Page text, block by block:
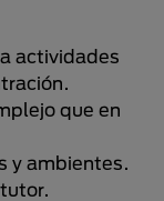
actividades
que en
y ambientes.